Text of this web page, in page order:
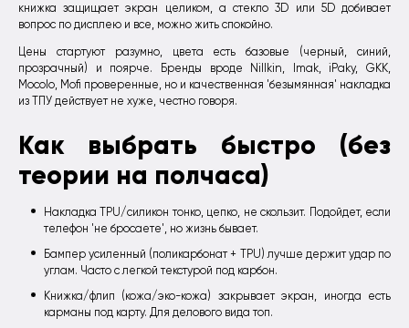
книжка защищает экран целиком, а стекло 3D или 5D добивает
вопрос по дисплею и все, можно жить спокойно.
Цены стартуют разумно, цвета есть базовые (черный, синий,
прозрачный) и поярче. Бренды вроде Nillkin, Imak, iPaky, GKK,
Mocolo, Mofi проверенные, но и качественная 'безымянная' накладка
из ТПУ действует не хуже, честно говоря.
Как выбрать быстро (без
теории на полчаса)
Накладка TPU/силикон тонко, цепко, не скользит. Подойдет, если
телефон 'не бросаете', но жизнь бывает.
Бампер усиленный (поликарбонат + TPU) лучше держит удар по
углам. Часто с легкой текстурой под карбон.
Книжка/флип (кожа/эко-кожа) закрывает экран, иногда есть
карманы под карту. Для делового вида топ.